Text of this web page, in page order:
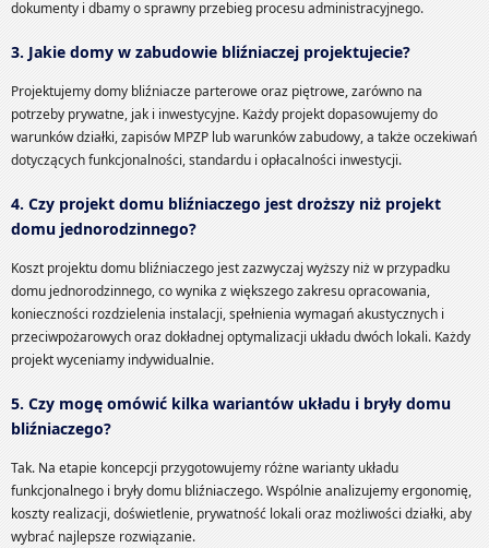
dokumenty i dbamy o sprawny przebieg procesu administracyjnego.
3. Jakie domy w zabudowie bliźniaczej projektujecie?
Projektujemy domy bliźniacze parterowe oraz piętrowe, zarówno na
potrzeby prywatne, jak i inwestycyjne. Każdy projekt dopasowujemy do
warunków działki, zapisów MPZP lub warunków zabudowy, a także oczekiwań
dotyczących funkcjonalności, standardu i opłacalności inwestycji.
4. Czy projekt domu bliźniaczego jest droższy niż projekt
domu jednorodzinnego?
Koszt projektu domu bliźniaczego jest zazwyczaj wyższy niż w przypadku
domu jednorodzinnego, co wynika z większego zakresu opracowania,
konieczności rozdzielenia instalacji, spełnienia wymagań akustycznych i
przeciwpożarowych oraz dokładnej optymalizacji układu dwóch lokali. Każdy
projekt wyceniamy indywidualnie.
5. Czy mogę omówić kilka wariantów układu i bryły domu
bliźniaczego?
Tak. Na etapie koncepcji przygotowujemy różne warianty układu
funkcjonalnego i bryły domu bliźniaczego. Wspólnie analizujemy ergonomię,
koszty realizacji, doświetlenie, prywatność lokali oraz możliwości działki, aby
wybrać najlepsze rozwiązanie.